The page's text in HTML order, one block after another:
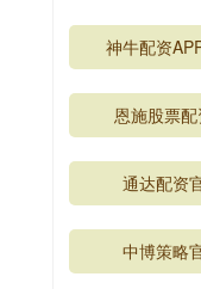
神牛配资
恩施股票配
通达配资
中博策略